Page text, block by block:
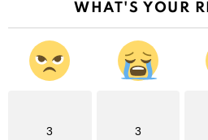
WHAT'S YOUR
3 3